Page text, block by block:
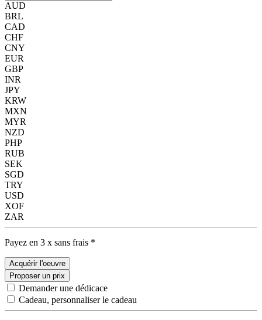
AUD
BRL
CAD
CHF
CNY
EUR
GBP
INR
JPY
KRW
MXN
MYR
NZD
PHP
RUB
SEK
SGD
TRY
USD
XOF
ZAR
Payez en 3 x sans frais *
Acquérir l'oeuvre
Proposer un prix
Demander une dédicace
Cadeau, personnaliser le cadeau